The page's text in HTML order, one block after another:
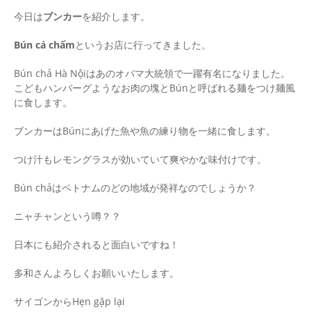
今日はブンカーを紹介します。
Bún cá chấmというお店に行ってきました。
Bún chả Hà Nộiはあのオバマ大統領で一躍有名になりました。
こどもハンバーグようなお肉の塊とBúnと呼ばれる麺をつけ麺風
に食します。
ブンカーはBúnにあげた魚や魚の練り物を一緒に食します。
つけ汁もレモングラスが効いていて爽やかな味付けです。
Bún chảはベトナムのどの地域が発祥なのでしょうか？
ニャチャンという噂？？
日本にも紹介されると面白いですね！
多和さんよろしくお願いいたします。
サイゴンからHẹn gặp lại